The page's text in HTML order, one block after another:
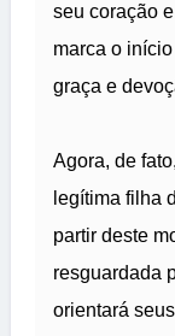
seu coração
marca o
graça e
Agora, de
legítima filha
partir deste
resguardada
orientará